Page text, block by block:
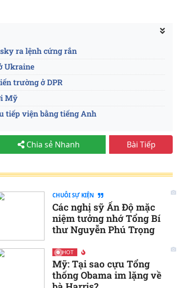
ra lệnh cứng rắn
Ukraine
trường ở DPR
Mỹ
tiếp viện bằng tiếng Anh
quân Ukraine
soát 4 tỉnh Đông Ukraine
rơi vào hỗn loạn
không của Ukraine
lái tới Ukraine
của châu Âu?
Chia sẻ Nhanh Bài Tiếp
CHUỖI SỰ KIỆN
Các nghị sỹ Ấn Độ mặc
niệm tưởng nhớ Tổng Bí
thư Nguyễn Phú Trọng
HOT
Mỹ: Tại sao cựu Tổng
thống Obama im lặng về